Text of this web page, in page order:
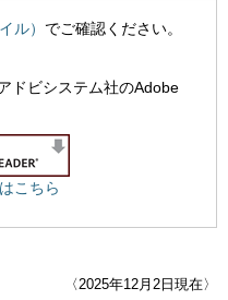
ル） でご確認ください。
ドビシステム社のAdobe
こちら
〈2025年12月2日現在〉